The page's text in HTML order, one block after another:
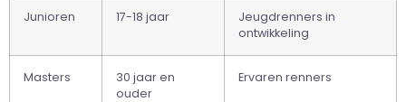
Junioren 17-18 jaar
Jeugdrenners in
ontwikkeling
Masters
30 jaar en
ouder
Ervaren renners